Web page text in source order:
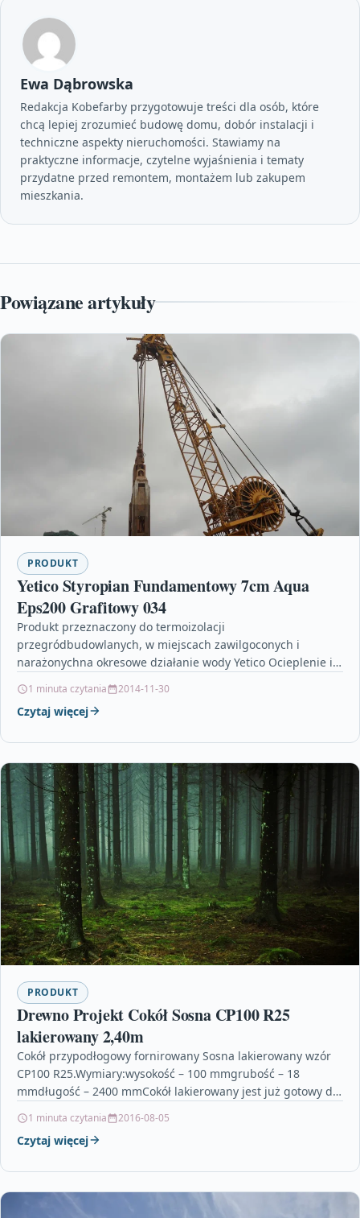
Ewa Dąbrowska
Redakcja Kobefarby przygotowuje treści dla osób, które
chcą lepiej zrozumieć budowę domu, dobór instalacji i
techniczne aspekty nieruchomości. Stawiamy na
praktyczne informacje, czytelne wyjaśnienia i tematy
przydatne przed remontem, montażem lub zakupem
mieszkania.
Powiązane artykuły
PRODUKT
Yetico Styropian Fundamentowy 7cm Aqua
Eps200 Grafitowy 034
Produkt przeznaczony do termoizolacji
przegródbudowlanych, w miejscach zawilgoconych i
narażonychna okresowe działanie wody Yetico Ocieplenie i
bricomarche płytki…
1 minuta czytania 2014-11-30
Czytaj więcej
PRODUKT
Drewno Projekt Cokół Sosna CP100 R25
lakierowany 2,40m
Cokół przypodłogowy fornirowany Sosna lakierowany wzór
CP100 R25.Wymiary:wysokość – 100 mmgrubość – 18
mmdługość – 2400 mmCokół lakierowany jest już gotowy do
1 minuta czytania 2016-08-05
Czytaj więcej